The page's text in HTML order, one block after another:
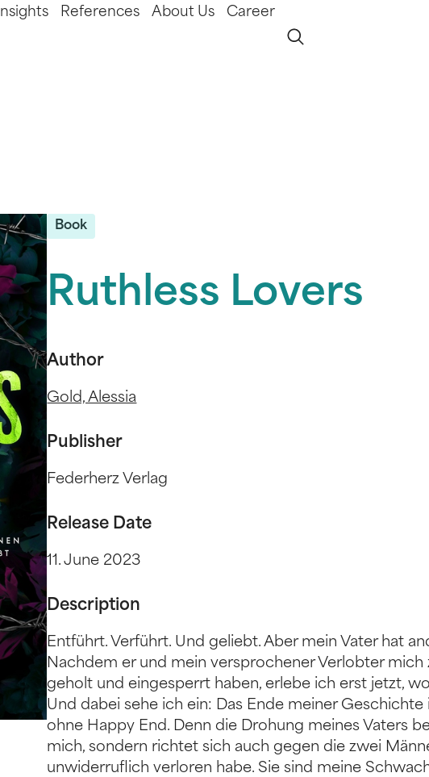
Insights References About Us Career
Book
Ruthless Lovers
Author
Gold, Alessia
Publisher
Federherz Verlag
Release Date
11. June 2023
Description
Entführt. Verführt. Und geliebt. Aber mein Vater hat
Nachdem er und mein versprochener Verlobter mich
geholt und eingesperrt haben, erlebe ich erst jetzt,
Und dabei sehe ich ein: Das Ende meiner
ohne Happy End. Denn die Drohung meines Vaters
mich, sondern richtet sich auch gegen die zwei
unwiderruflich verloren habe. Sie sind meine